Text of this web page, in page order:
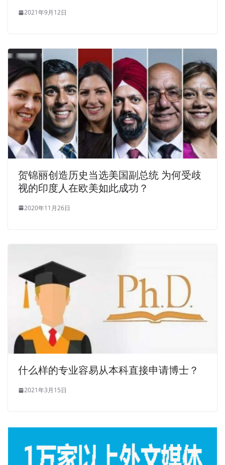
2021年9月12日
贺锦丽创造历史当选美国副总统 为何受歧
视的印度人在欧美如此成功？
2020年11月26日
什么样的专业容易从本科直接申请博士？
2021年3月15日